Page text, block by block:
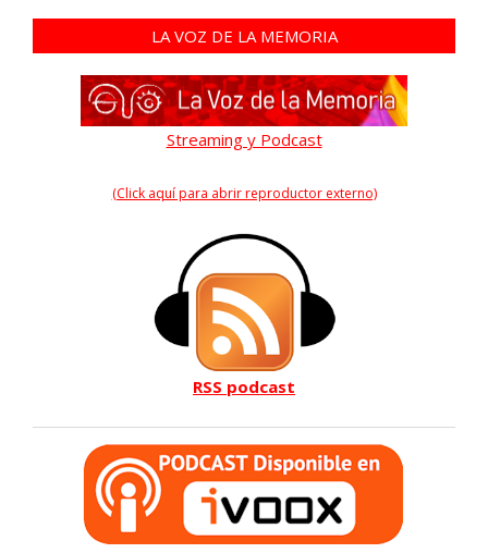
LA VOZ DE LA MEMORIA
Streaming y Podcast
(Click aquí para abrir reproductor externo)
RSS podcast